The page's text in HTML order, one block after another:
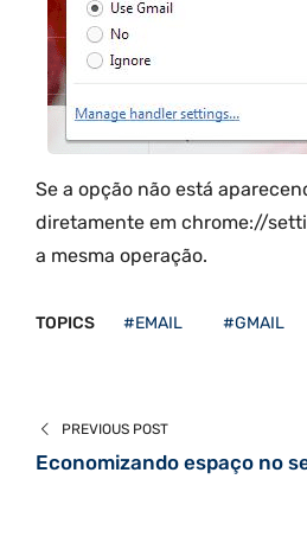
Se a opção não está
diretamente em chrome://
a mesma operação.
TOPICS #EMAIL #GMAIL
PREVIOUS POST
Economizando espaço no